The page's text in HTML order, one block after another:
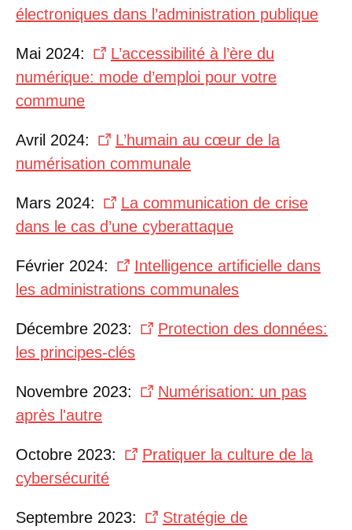
électroniques dans l’administration publique
Mai 2024:
L’accessibilité à l’ère du
numérique: mode d’emploi pour votre
commune
Avril 2024:
L’humain au cœur de la
numérisation communale
Mars 2024:
La communication de crise
dans le cas d’une cyberattaque
Février 2024:
Intelligence artificielle dans
les administrations communales
Décembre 2023:
Protection des données:
les principes-clés
Novembre 2023:
Numérisation: un pas
après l'autre
Octobre 2023:
Pratiquer la culture de la
cybersécurité
Septembre 2023:
Stratégie de